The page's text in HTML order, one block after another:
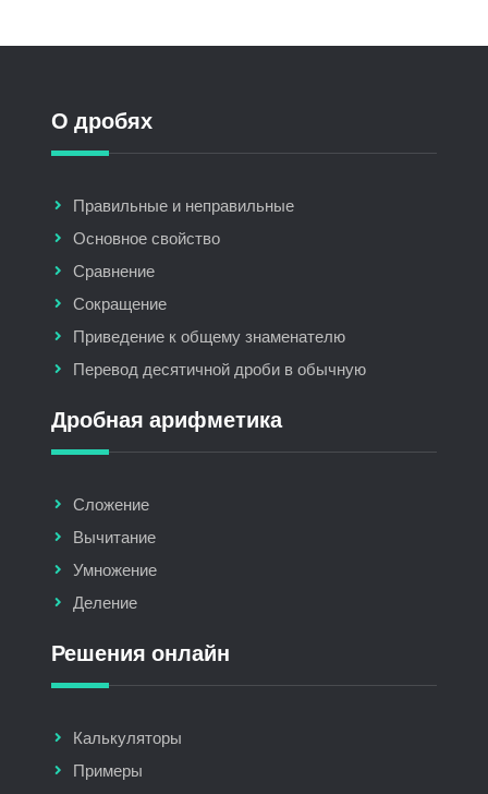
О дробях
Правильные и неправильные
Основное свойство
Сравнение
Сокращение
Приведение к общему знаменателю
Перевод десятичной дроби в обычную
Дробная арифметика
Сложение
Вычитание
Умножение
Деление
Решения онлайн
Калькуляторы
Примеры